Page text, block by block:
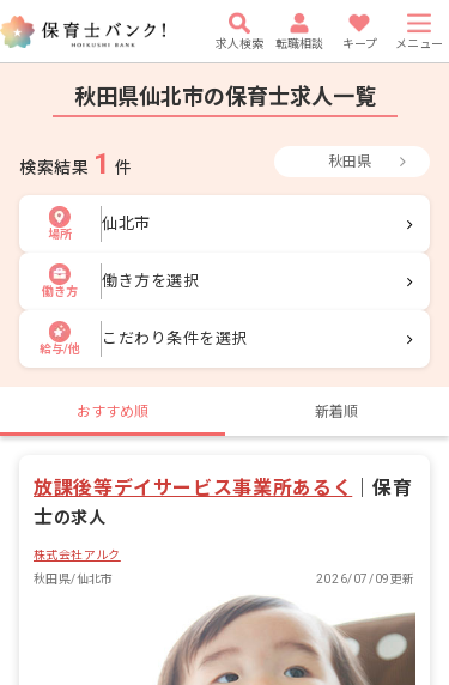
求人検索 転職相談 キープ メニュー
秋田県仙北市の保育士求人一覧
検索結果 1 件 秋田県
場所
仙北市
働き方
働き方を選択
給与/他
こだわり条件を選択
おすすめ順 新着順
放課後等デイサービス事業所あるく
保育
士の求人
株式会社アルク
秋田県/仙北市
2026/07/09更新